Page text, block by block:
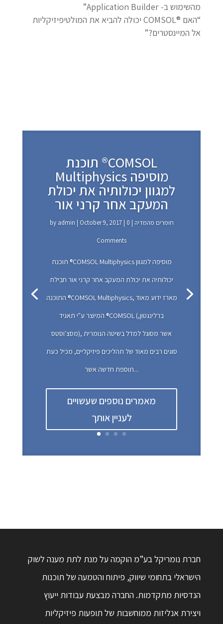
מהשימוש ב- Application Builder”
“האם ®COMSOL יכולה להביא את המולטיפיזיקליות
אל המיינסטרים?”
תוכנת ®COMSOL
Multiphysics מוסיפה
למגוון יכולותיה את יכולת
המעקב אחר קרני אור
by admin | October 9, 2017| חומרים מהמדיה | 0
Comments
תוכנת ®COMSOL Multiphysics מוסיפה למגוון
יכולותיה את יכולת המעקב אחר קרני אור חבילת
התוכנה ®COMSOL Multiphysics, מארז ידוע מאוד
המיוצר ע"י תאגיד ®COMSOL (ברלינגטון,
מסצ'וסטס), אשר מסוגל למדל בשיטה הנומרית
סוגים רבים מאוד של תהליכים פיזיקליים, מכיל כעת
תוספת חדשה אשר...
מאמרים נוספים שעשויים
לעניין אותך
חברת נומריקל בע”מ הוקמה על מנת לתת מענה לשוק
הישראלי בתחומי שיווק, פיתוח והטמעה של תוכנות
הנדסיות מתקדמות. החברה מבצעת עבודות ייעוץ
ויצירת אנליזות ממוחשבות של תופעות פיזיקליות